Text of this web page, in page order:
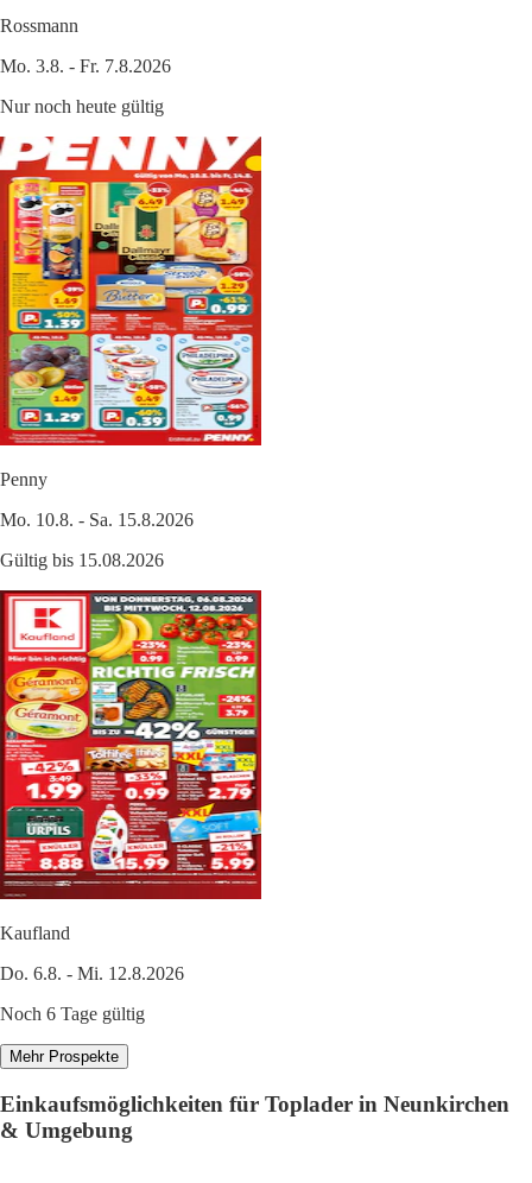
Rossmann
Mo. 3.8. - Fr. 7.8.2026
Nur noch heute gültig
Penny
Mo. 10.8. - Sa. 15.8.2026
Gültig bis 15.08.2026
Kaufland
Do. 6.8. - Mi. 12.8.2026
Noch 6 Tage gültig
Mehr Prospekte
Einkaufsmöglichkeiten für Toplader in Neunkirchen
& Umgebung